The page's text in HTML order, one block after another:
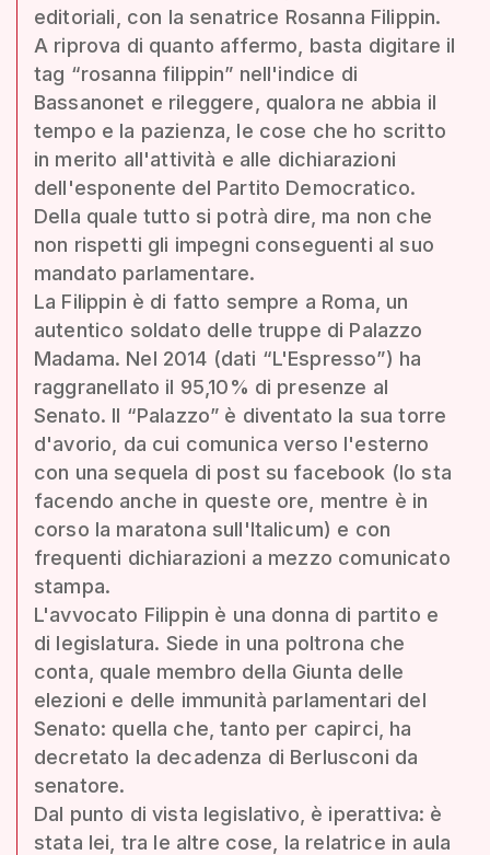
editoriali, con la senatrice Rosanna Filippin.
A riprova di quanto affermo, basta digitare il
tag “rosanna filippin” nell'indice di
Bassanonet e rileggere, qualora ne abbia il
tempo e la pazienza, le cose che ho scritto
in merito all'attività e alle dichiarazioni
dell'esponente del Partito Democratico.
Della quale tutto si potrà dire, ma non che
non rispetti gli impegni conseguenti al suo
mandato parlamentare.
La Filippin è di fatto sempre a Roma, un
autentico soldato delle truppe di Palazzo
Madama. Nel 2014 (dati “L'Espresso”) ha
raggranellato il 95,10% di presenze al
Senato. Il “Palazzo” è diventato la sua torre
d'avorio, da cui comunica verso l'esterno
con una sequela di post su facebook (lo sta
facendo anche in queste ore, mentre è in
corso la maratona sull'Italicum) e con
frequenti dichiarazioni a mezzo comunicato
stampa.
L'avvocato Filippin è una donna di partito e
di legislatura. Siede in una poltrona che
conta, quale membro della Giunta delle
elezioni e delle immunità parlamentari del
Senato: quella che, tanto per capirci, ha
decretato la decadenza di Berlusconi da
senatore.
Dal punto di vista legislativo, è iperattiva: è
stata lei, tra le altre cose, la relatrice in aula